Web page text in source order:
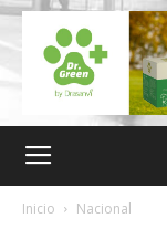
Inicio Nacional